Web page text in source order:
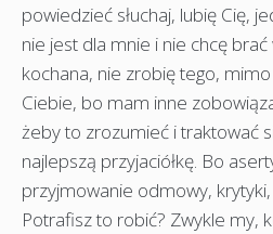
powiedzieć słuchaj, lubię Cię,
nie jest dla mnie i nie chcę brać
kochana, nie zrobię tego,
Ciebie, bo mam inne
żeby to zrozumieć i traktować
najlepszą przyjaciółkę. Bo
przyjmowanie odmowy,
Potrafisz to robić? Zwykle my,